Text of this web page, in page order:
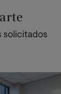
solicitados